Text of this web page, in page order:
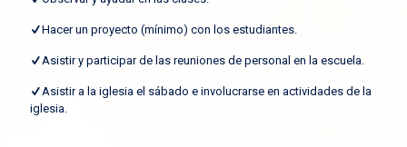
Hacer un proyecto (mínimo) con los estudiantes.
Asistir y participar de las reuniones de personal en la escuela.
Asistir a la iglesia el sábado e involucrarse en actividades de la
iglesia.